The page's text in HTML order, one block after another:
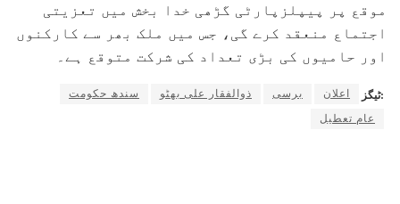
موقع پر پیپلزپارٹی گڑھی خدا بخش میں تعزیتی
اجتماع منعقد کرے گی، جس میں ملک بھر سے کارکنوں
اور حامیوں کی بڑی تعداد کی شرکت متوقع ہے۔
ٹیگز: اعلان برسی ذوالفقار علی بھٹو
سندھ حکومت
عام تعطیل